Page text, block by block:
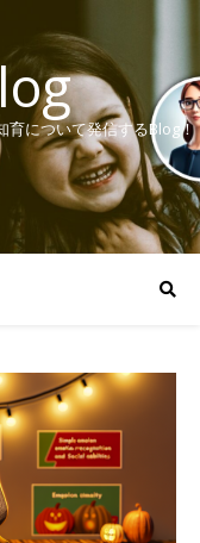
育について発信するBlog！